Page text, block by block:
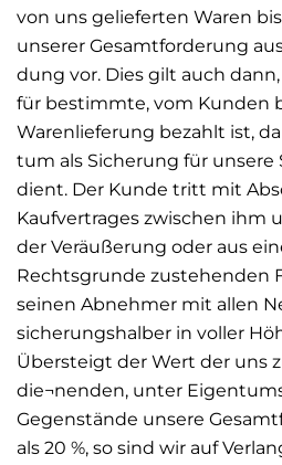
von uns gelieferten Waren
unserer Gesamtforderung
dung vor. Dies gilt auch
für bestimmte, vom Kunden
Warenlieferung bezahlt ist,
tum als Sicherung für unsere
dient. Der Kunde tritt mit
Kaufvertrages zwischen ihm
der Veräußerung oder aus
Rechtsgrunde zustehenden
seinen Abnehmer mit allen
sicherungshalber in voller
Übersteigt der Wert der uns
die¬nenden, unter
Gegenstände unsere
als 20 %, so sind wir auf